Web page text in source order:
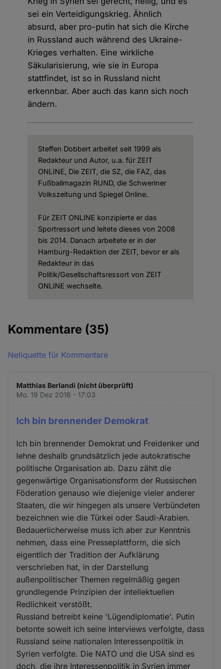
sei ein Verteidigungskrieg. Ähnlich
absurd, aber pro-putin hat sich die Kirche
in Russland auch während des Ukraine-
Krieges verhalten. Eine wirkliche
Säkularisierung, wie sie in Europa
stattfindet, ist so in Russland nicht
erkennbar. Aber auch das kann sich noch
ändern.
Steffen Dobbert arbeitet seit 1999 als
Redakteur und Autor, u.a. für ZEIT
ONLINE, Die ZEIT, die SZ, die FAZ, das
Fußballmagazin RUND, die Schweriner
Volkszeitung und Spiegel Online.
Für ZEIT ONLINE konzipierte er das
Sportressort und leitete dieses von 2008
bis 2014. Danach arbeitete er in der
Hamburg-Redaktion der ZEIT, bevor er als
Redakteur in das
Politik/Gesellschaftsressort von ZEIT
ONLINE wechselte.
Kommentare (35)
Netiquette für Kommentare
Matthias Berlandi (nicht überprüft)
Mo. 19 Dez 2016 - 17:03
Ich bin brennender Demokrat
Ich bin brennender Demokrat und Freidenker und
lehne deshalb grundsätzlich jede autokratische
politische Organisation ab. Dazu zählt die
gegenwärtige Organisationsform der Russischen
Föderation genauso wie diejenige vieler anderer
Staaten, die wir hingegen als unsere Verbündeten
bezeichnen wie die Türkei oder Saudi-Arabien.
Bedauerlicherweise muss ich aber zur Kenntnis
nehmen, dass eine Presseplattform, die sich
eigentlich der Tradition der Aufklärung
verschrieben hat, in der Darstellung
außenpolitischer Themen regelmäßig gegen
grundlegende Prinzipien der intellektuellen
Redlichkeit verstößt.
Russland betreibt keine 'Lügendiplomatie'. Putin
betonte soweit ich seine Interviews verfolgte, dass
Russland seine nationalen Interessenpolitik in
Syrien verfolgte. Die NATO und die USA sind es
doch, die ihre Interessenpolitik in Syrien immer